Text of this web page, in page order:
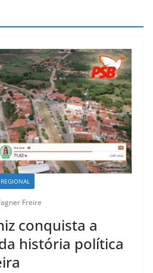
REGIONAL
Freire
conquista a
história política